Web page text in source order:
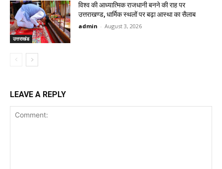
उत्तराखंड
विश्व की आध्यात्मिक राजधानी बनने की राह पर
उत्तराखण्ड, धार्मिक स्थलों पर बढ़ा आस्था का सैलाब
admin - August 3, 2026
LEAVE A REPLY